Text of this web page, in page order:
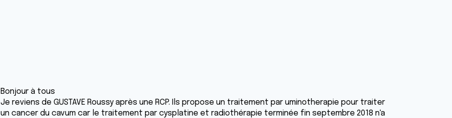
Bonjour à tous
Je reviens de GUSTAVE Roussy après une RCP. Ils propose un traitement par uminotherapie pour traiter
un cancer du cavum car le traitement par cysplatine et radiothérapie terminée fin septembre 2018 n'a